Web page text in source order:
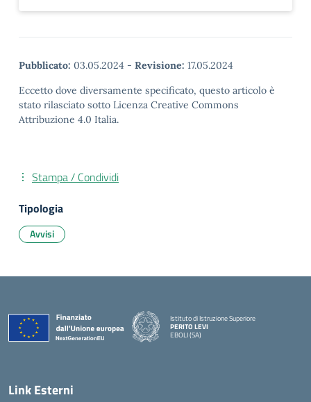
Pubblicato: 03.05.2024 - Revisione: 17.05.2024
Eccetto dove diversamente specificato, questo articolo è
stato rilasciato sotto Licenza Creative Commons
Attribuzione 4.0 Italia.
Stampa / Condividi
Tipologia
Avvisi
Istituto di Istruzione Superiore
PERITO LEVI
EBOLI (SA)
Link Esterni